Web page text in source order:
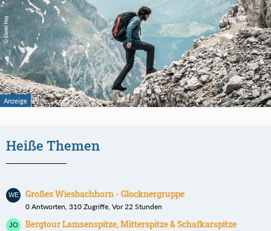
Heiße Themen
Großes Wiesbachhorn - Glocknergruppe
0 Antworten, 310 Zugriffe, Vor 22 Stunden
Bergtour Lamsenspitze, Mitterspitze & Schafkarspitze